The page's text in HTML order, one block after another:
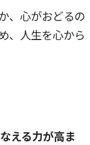
、心がおどるの
、人生を心から
える力が高ま